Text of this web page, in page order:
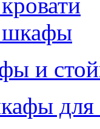
шкафы
и